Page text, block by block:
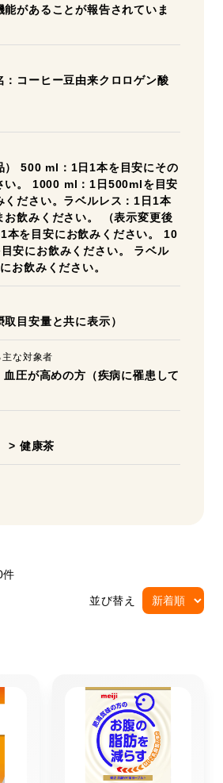
があることが報告されていま
：コーヒー豆由来クロロゲン酸
） 500 ml：1日1本を目安にその
い。 1000 ml：1日500mlを目安
ください。ラベルレス：1日1本
お飲みください。 （表示変更後
本を目安にお飲みください。 10
安にお飲みください。 ラベル
お飲みください。
取目安量と共に表示）
な対象者
圧が高めの方（疾病に罹患して
> 健康茶
件
並び替え